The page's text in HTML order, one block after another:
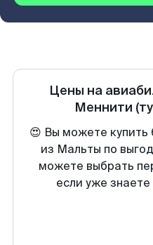
Цены на
Меннити
😍 Вы можете купить
из Мальты по
можете выбрать
если уже